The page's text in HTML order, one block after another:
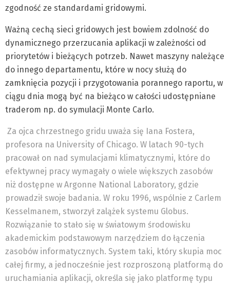
zgodność ze standardami gridowymi.
Ważną cechą sieci gridowych jest bowiem zdolność do
dynamicznego przerzucania aplikacji w zależności od
priorytetów i bieżących potrzeb. Nawet maszyny należące
do innego departamentu, które w nocy służą do
zamknięcia pozycji i przygotowania porannego raportu, w
ciągu dnia mogą być na bieżąco w całości udostępniane
traderom np. do symulacji Monte Carlo.
Za ojca chrzestnego gridu uważa się Iana Fostera,
profesora na University of Chicago. W latach 90-tych
pracował on nad symulacjami klimatycznymi, które do
efektywnej pracy wymagały o wiele większych zasobów
niż dostępne w Argonne National Laboratory, gdzie
prowadził swoje badania. W roku 1996, wspólnie z Carlem
Kesselmanem, stworzył zalążek systemu Globus.
Rozwiązanie to stało się w światowym środowisku
akademickim podstawowym narzędziem do łączenia
zasobów informatycznych. System taki, który skupia moc
całej firmy, a jednocześnie jest rozproszoną platformą do
uruchamiania aplikacji, określa się jako platformę typu